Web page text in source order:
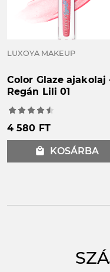
LUXOYA MAKEUP
Color Glaze ajakolaj
Regán Lili 01
4 580 FT
local_mall KOSÁRBA